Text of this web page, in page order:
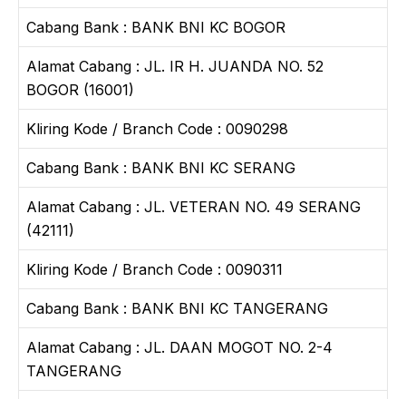
Cabang Bank : BANK BNI KC BOGOR
Alamat Cabang : JL. IR H. JUANDA NO. 52
BOGOR (16001)
Kliring Kode / Branch Code : 0090298
Cabang Bank : BANK BNI KC SERANG
Alamat Cabang : JL. VETERAN NO. 49 SERANG
(42111)
Kliring Kode / Branch Code : 0090311
Cabang Bank : BANK BNI KC TANGERANG
Alamat Cabang : JL. DAAN MOGOT NO. 2-4
TANGERANG